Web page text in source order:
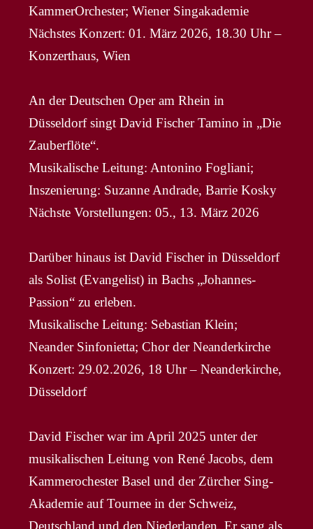
KammerOrchester; Wiener Singakademie
Nächstes Konzert: 01. März 2026, 18.30 Uhr –
Konzerthaus, Wien
An der Deutschen Oper am Rhein in
Düsseldorf singt David Fischer Tamino in „Die
Zauberflöte“.
Musikalische Leitung: Antonino Fogliani;
Inszenierung: Suzanne Andrade, Barrie Kosky
Nächste Vorstellungen: 05., 13. März 2026
Darüber hinaus ist David Fischer in Düsseldorf
als Solist (Evangelist) in Bachs „Johannes-
Passion“ zu erleben.
Musikalische Leitung: Sebastian Klein;
Neander Sinfonietta; Chor der Neanderkirche
Konzert: 29.02.2026, 18 Uhr – Neanderkirche,
Düsseldorf
David Fischer war im April 2025 unter der
musikalischen Leitung von René Jacobs, dem
Kammerochester Basel und der Zürcher Sing-
Akademie auf Tournee in der Schweiz,
Deutschland und den Niederlanden. Er sang als